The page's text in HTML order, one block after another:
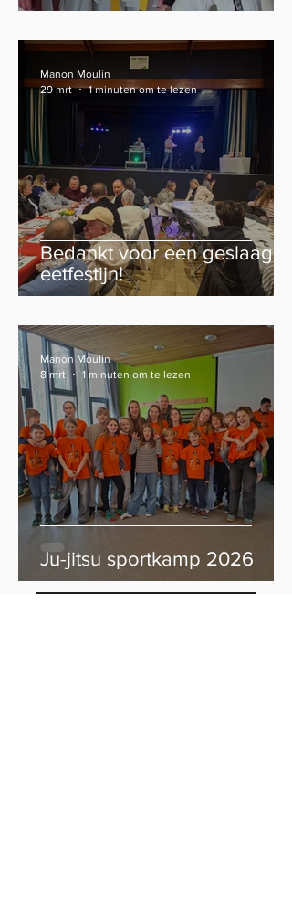
Bedankt voor een geslaagd
eetfestijn!
Manon Moulin
29 mrt
1 minuten om te lezen
Ju-jitsu sportkamp 2026
Manon Moulin
8 mrt
1 minuten om te lezen